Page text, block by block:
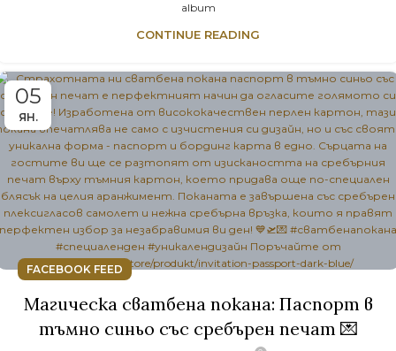
album
CONTINUE READING
05
ЯН.
FACEBOOK FEED
Магическа сватбена покана: Паспорт в
тъмно синьо със сребърен печат 💌